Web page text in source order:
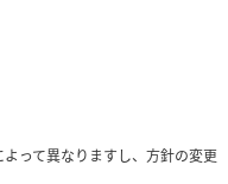
って異なりますし、方針の変更